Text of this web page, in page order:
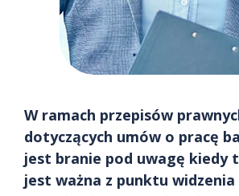
W ramach przepisów
dotyczących umów o pracę
jest branie pod uwagę kiedy
jest ważna z punktu widzenia